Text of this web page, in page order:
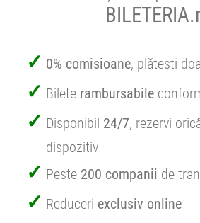
0% comisioane, plătești
Bilete rambursabile
Disponibil 24/7, rezervi
dispozitiv
Peste 200 companii de
Reduceri exclusiv online